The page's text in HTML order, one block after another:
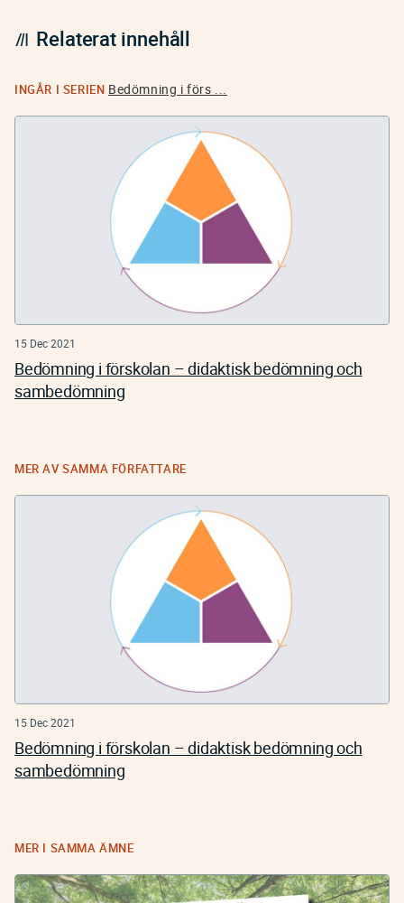
Relaterat innehåll
INGÅR I SERIEN Bedömning i förs ...
15 Dec 2021
Bedömning i förskolan – didaktisk bedömning och
sambedömning
MER AV SAMMA FÖRFATTARE
15 Dec 2021
Bedömning i förskolan – didaktisk bedömning och
sambedömning
MER I SAMMA ÄMNE